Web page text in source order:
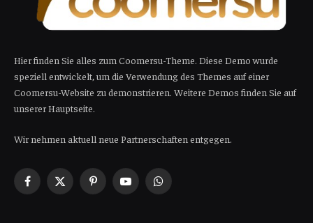
Hier finden Sie alles zum Coomersu-Theme. Diese Demo wurde
speziell entwickelt, um die Verwendung des Themes auf einer
Coomersu-Website zu demonstrieren. Weitere Demos finden Sie auf
unserer Hauptseite.
Wir nehmen aktuell neue Partnerschaften entgegen.
Facebook
X
PinterestYouTubeWhatsApp